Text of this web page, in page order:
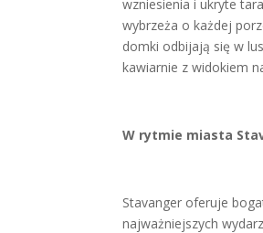
wzniesienia i ukryte
wybrzeża o każdej
domki odbijają się w
kawiarnie z widokiem
W rytmie miasta
Stavanger oferuje
najważniejszych